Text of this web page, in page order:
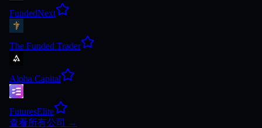
FundedNext
The Funded Trader
Alpha Capital
FuturesElite
查看所有公司
→